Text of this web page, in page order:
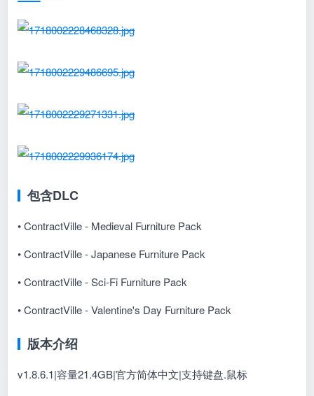
包含DLC
• ContractVille - Medieval Furniture Pack
• ContractVille - Japanese Furniture Pack
• ContractVille - Sci-Fi Furniture Pack
•ContractVille - Valentine's Day Furniture Pack
版本介绍
v1.8.6.1|容量21.4GB|官方简体中文|支持键盘.鼠标